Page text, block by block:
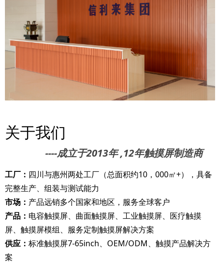
关于我们
----成立于2013年 ,12年触摸屏制造商
工厂： 四川与惠州两处工厂（总面积约10，000㎡+），具备
完整生产、组装与测试能力
市场： 产品远销多个国家和地区，服务全球客户
产品： 电容触摸屏、曲面触摸屏、工业触摸屏、医疗触摸
屏、触摸屏模组、服务定制触摸屏解决方案
供应： 标准触摸屏7-65inch、OEM/ODM、触摸产品解决方
案